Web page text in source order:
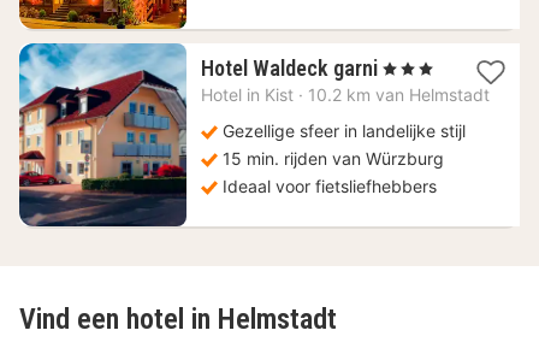
Hotel Waldeck garni 1
nacht
91
€
, 3 Sterren
Hotel in Kist · 10.2 km van Helmstadt
Gezellige sfeer in landelijke stijl
15 min. rijden van Würzburg
Ideaal voor fietsliefhebbers
Vind een hotel in Helmstadt